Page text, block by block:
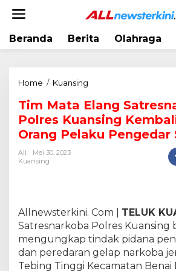
Beranda Berita Olahraga
Home / Kuansing
m
M
a
g
S
a
t
r
Tim Mata Elang
Polres Kuansing
Orang Pelaku Pengedar
All
Mei 30, 2023
Kuansing
Allnewsterkini. Com | TELUK
Satresnarkoba Polres Kuansing
mengungkap tindak pidana
dan peredaran gelap narkoba
Tebing Tinggi Kecamatan